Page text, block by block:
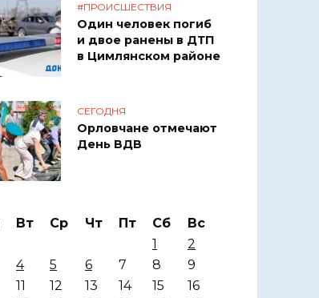
#ПРОИСШЕСТВИЯ
Один человек погиб
и двое ранены в ДТП
в Цимлянском районе
СЕГОДНЯ
Орловчане отмечают
День ВДВ
Вт Ср Чт Пт Сб
Вс
1
2
4 5 6 7 8
9
11 12 13 14 15
16